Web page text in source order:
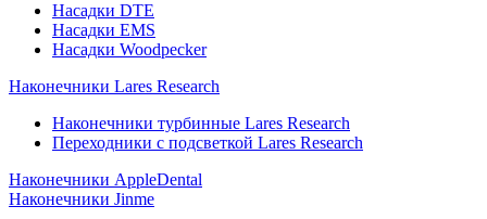
Насадки DTE
Насадки EMS
Насадки Woodpecker
Наконечники Lares Research
Наконечники турбинные Lares Research
Переходники с подсветкой Lares Research
Наконечники AppleDental
Наконечники Jinme